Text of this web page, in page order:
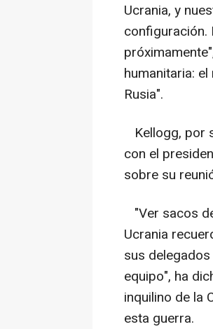
Ucrania, y
configuración.
humanitaria:
Rusia".
Kellogg, por
con el
sobre su
"Ver sacos
Ucrania
sus
equipo", ha
inquilino de la
esta guerra.